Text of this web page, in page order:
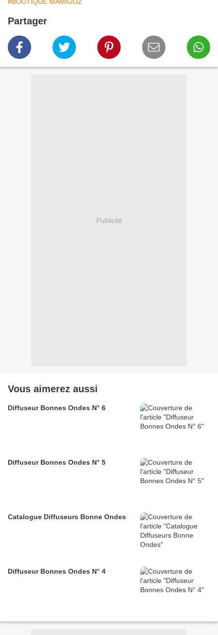
Partager
Publicité
Vous aimerez aussi
Diffuseur Bonnes Ondes N° 6
Diffuseur Bonnes Ondes N° 5
Catalogue Diffuseurs Bonne Ondes
Diffuseur Bonnes Ondes N° 4